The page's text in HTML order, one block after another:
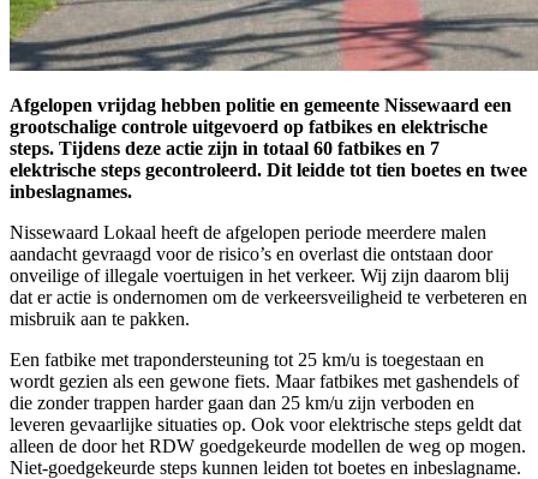
Afgelopen vrijdag hebben politie en gemeente Nissewaard een
grootschalige controle uitgevoerd op fatbikes en elektrische
steps. Tijdens deze actie zijn in totaal 60 fatbikes en 7
elektrische steps gecontroleerd. Dit leidde tot tien boetes en twee
inbeslagnames.
Nissewaard Lokaal heeft de afgelopen periode meerdere malen
aandacht gevraagd voor de risico’s en overlast die ontstaan door
onveilige of illegale voertuigen in het verkeer. Wij zijn daarom blij
dat er actie is ondernomen om de verkeersveiligheid te verbeteren en
misbruik aan te pakken.
Een fatbike met trapondersteuning tot 25 km/u is toegestaan en
wordt gezien als een gewone fiets. Maar fatbikes met gashendels of
die zonder trappen harder gaan dan 25 km/u zijn verboden en
leveren gevaarlijke situaties op. Ook voor elektrische steps geldt dat
alleen de door het RDW goedgekeurde modellen de weg op mogen.
Niet-goedgekeurde steps kunnen leiden tot boetes en inbeslagname.